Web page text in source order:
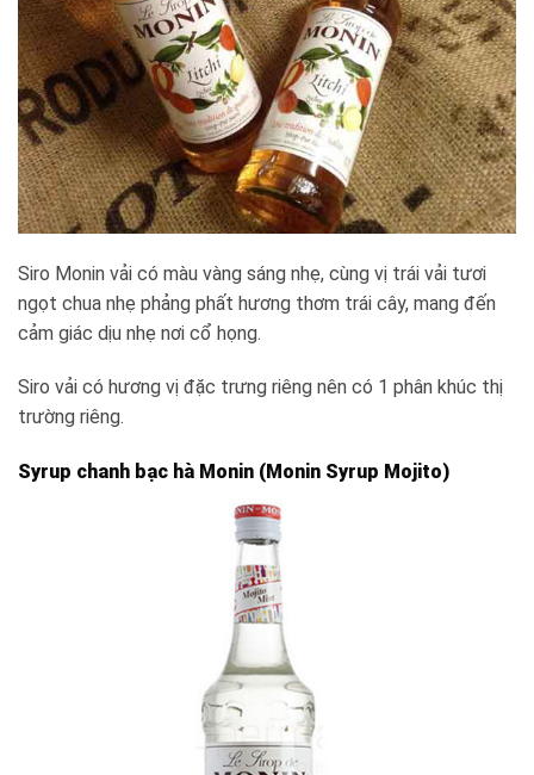
Siro Monin vải có màu vàng sáng nhẹ, cùng vị trái vải tươi
ngọt chua nhẹ phảng phất hương thơm trái cây, mang đến
cảm giác dịu nhẹ nơi cổ họng.
Siro vải có hương vị đặc trưng riêng nên có 1 phân khúc thị
trường riêng.
Syrup chanh bạc hà Monin (Monin Syrup Mojito)